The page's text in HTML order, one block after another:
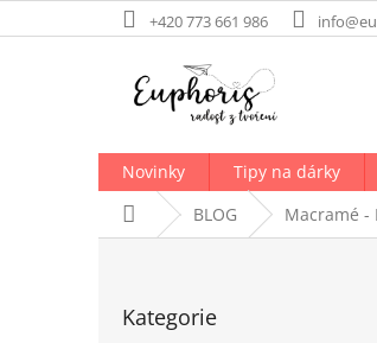
na
+420 773 661 986
Novinky Tipy na dárky
Domů BLOG Macramé -
kategorie
Kategorie